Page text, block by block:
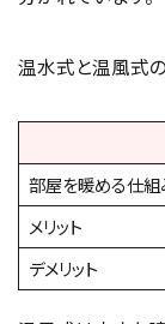
温水式と温風式
部屋を暖める仕組
メリット
デメリット